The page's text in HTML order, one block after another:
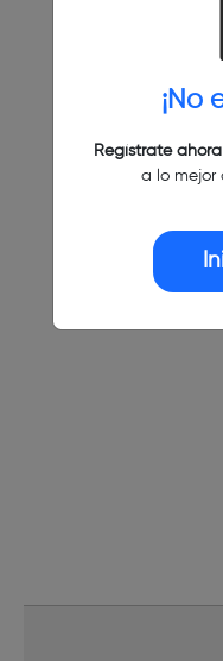
¡No
Regístrate ahora
a lo mejor